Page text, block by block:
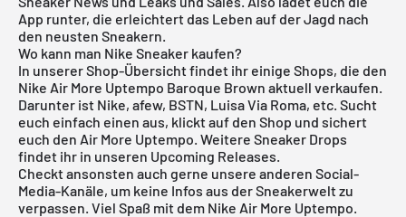
App runter, die erleichtert das Leben auf der Jagd nach
den neusten Sneakern.
Wo kann man Nike Sneaker kaufen?
In unserer Shop-Übersicht findet ihr einige Shops, die den
Nike Air More Uptempo Baroque Brown aktuell verkaufen.
Darunter ist Nike, afew, BSTN, Luisa Via Roma, etc. Sucht
euch einfach einen aus, klickt auf den Shop und sichert
euch den Air More Uptempo. Weitere Sneaker Drops
findet ihr in unseren Upcoming Releases.
Checkt ansonsten auch gerne unsere anderen Social-
Media-Kanäle, um keine Infos aus der Sneakerwelt zu
verpassen. Viel Spaß mit dem Nike Air More Uptempo.